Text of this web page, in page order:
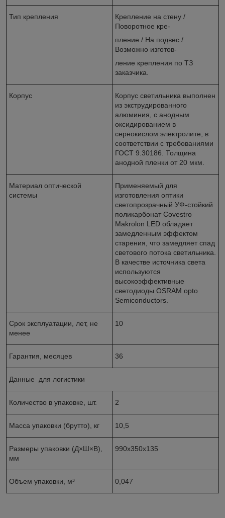
Тип крепления
Крепление на стену /
Поворотное кре-
пление / На подвес /
Возможно изготов-
ление крепления по ТЗ
заказчика.
Корпус
Корпус светильника выполнен
из экструдированного
алюминия, с анодным
оксидированием в
сернокислом электролите, в
соответствии с требованиями
ГОСТ 9.30186. Толщина
анодной пленки от 20 мкм.
Материал оптической
системы
Применяемый для
изготовления оптики
светопрозрачный УФ-стойкий
поликарбонат Covestro
Makrolon LED обладает
замедленным эффектом
старения, что замедляет спад
светового потока светильника.
В качестве источника света
используются
высокоэффективные
светодиоды OSRAM opto
Semiconductors.
Срок эксплуатации, лет, не
менее
10
Гарантия, месяцев 36
Данные для логистики
Количество в упаковке, шт. 2
Масса упаковки (брутто), кг 10,5
Размеры упаковки (Д×Ш×В),
мм
990х350х135
Объем упаковки, м³ 0,047